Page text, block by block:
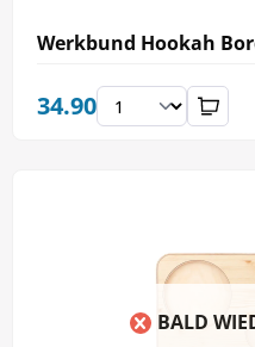
Werkbund Hookah
34.90
BALD